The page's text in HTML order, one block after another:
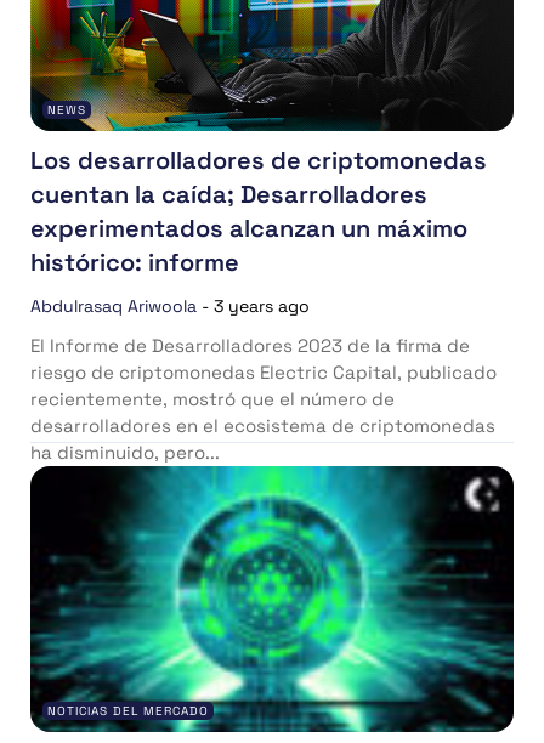
NEWS
Los desarrolladores de criptomonedas
cuentan la caída; Desarrolladores
experimentados alcanzan un máximo
histórico: informe
Abdulrasaq Ariwoola - 3 years ago
El Informe de Desarrolladores 2023 de la firma de
riesgo de criptomonedas Electric Capital, publicado
recientemente, mostró que el número de
desarrolladores en el ecosistema de criptomonedas
ha disminuido, pero...
NOTICIAS DEL MERCADO